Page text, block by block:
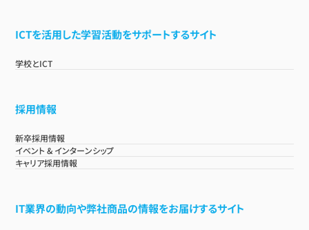
ICTを活用した学習活動をサポートするサイト
学校とICT
採用情報
新卒採用情報
イベント & インターンシップ
キャリア採用情報
IT業界の動向や弊社商品の情報をお届けするサイト